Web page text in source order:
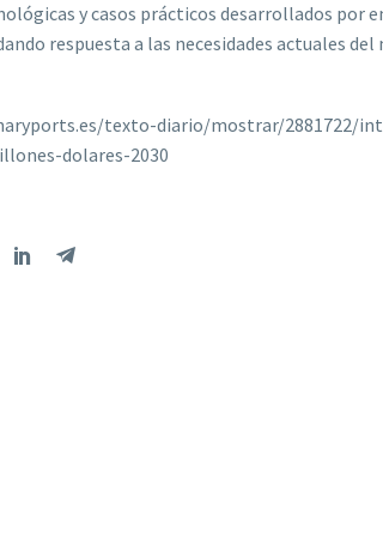
y casos prácticos desarrollados por
respuesta a las necesidades actuales
texto-diario/mostrar/2881722/
dolares-2030